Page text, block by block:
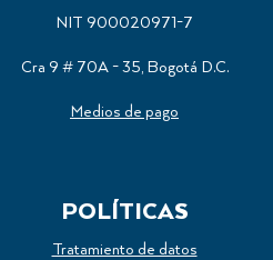
NIT 900020971-7
Cra 9 # 70A - 35, Bogotá D.C.
Medios de pago
POLÍTICAS
Tratamiento de datos